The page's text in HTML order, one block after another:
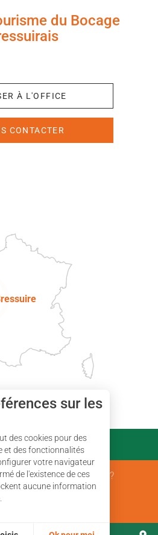
du Bocage
À L'OFFICE
CONTACTER
Qui sommes nous ?
sur les
des cookies pour des
et des fonctionnalités
votre navigateur
de l'existence de ces
aucune information